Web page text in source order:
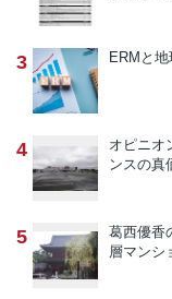
3 ERMと
4 オピニオ
ンスの真
5 葛西優香
層マンシ